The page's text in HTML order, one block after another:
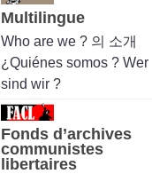
Multilingue
Who are we ? 의 소개
¿Quiénes somos ? Wer
sind wir ?
Fonds d’archives
communistes
libertaires